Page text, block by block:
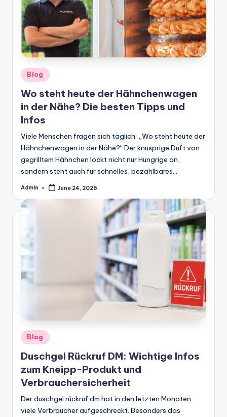
Posted
in
Blog
Wo steht heute der Hähnchenwagen
in der Nähe? Die besten Tipps und
Infos
Viele Menschen fragen sich täglich: „Wo steht heute der
Hähnchenwagen in der Nähe?“ Der knusprige Duft von
gegrilltem Hähnchen lockt nicht nur Hungrige an,
sondern steht auch für schnelles, bezahlbares…
Posted
Admin June 24, 2026
Posted
in
Blog
Duschgel Rückruf DM: Wichtige Infos
zum Kneipp-Produkt und
Verbrauchersicherheit
Der duschgel rückruf dm hat in den letzten Monaten
viele Verbraucher aufgeschreckt. Besonders das